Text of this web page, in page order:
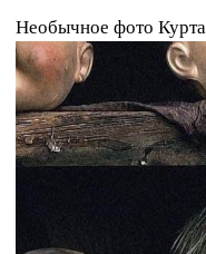
Необычное фото